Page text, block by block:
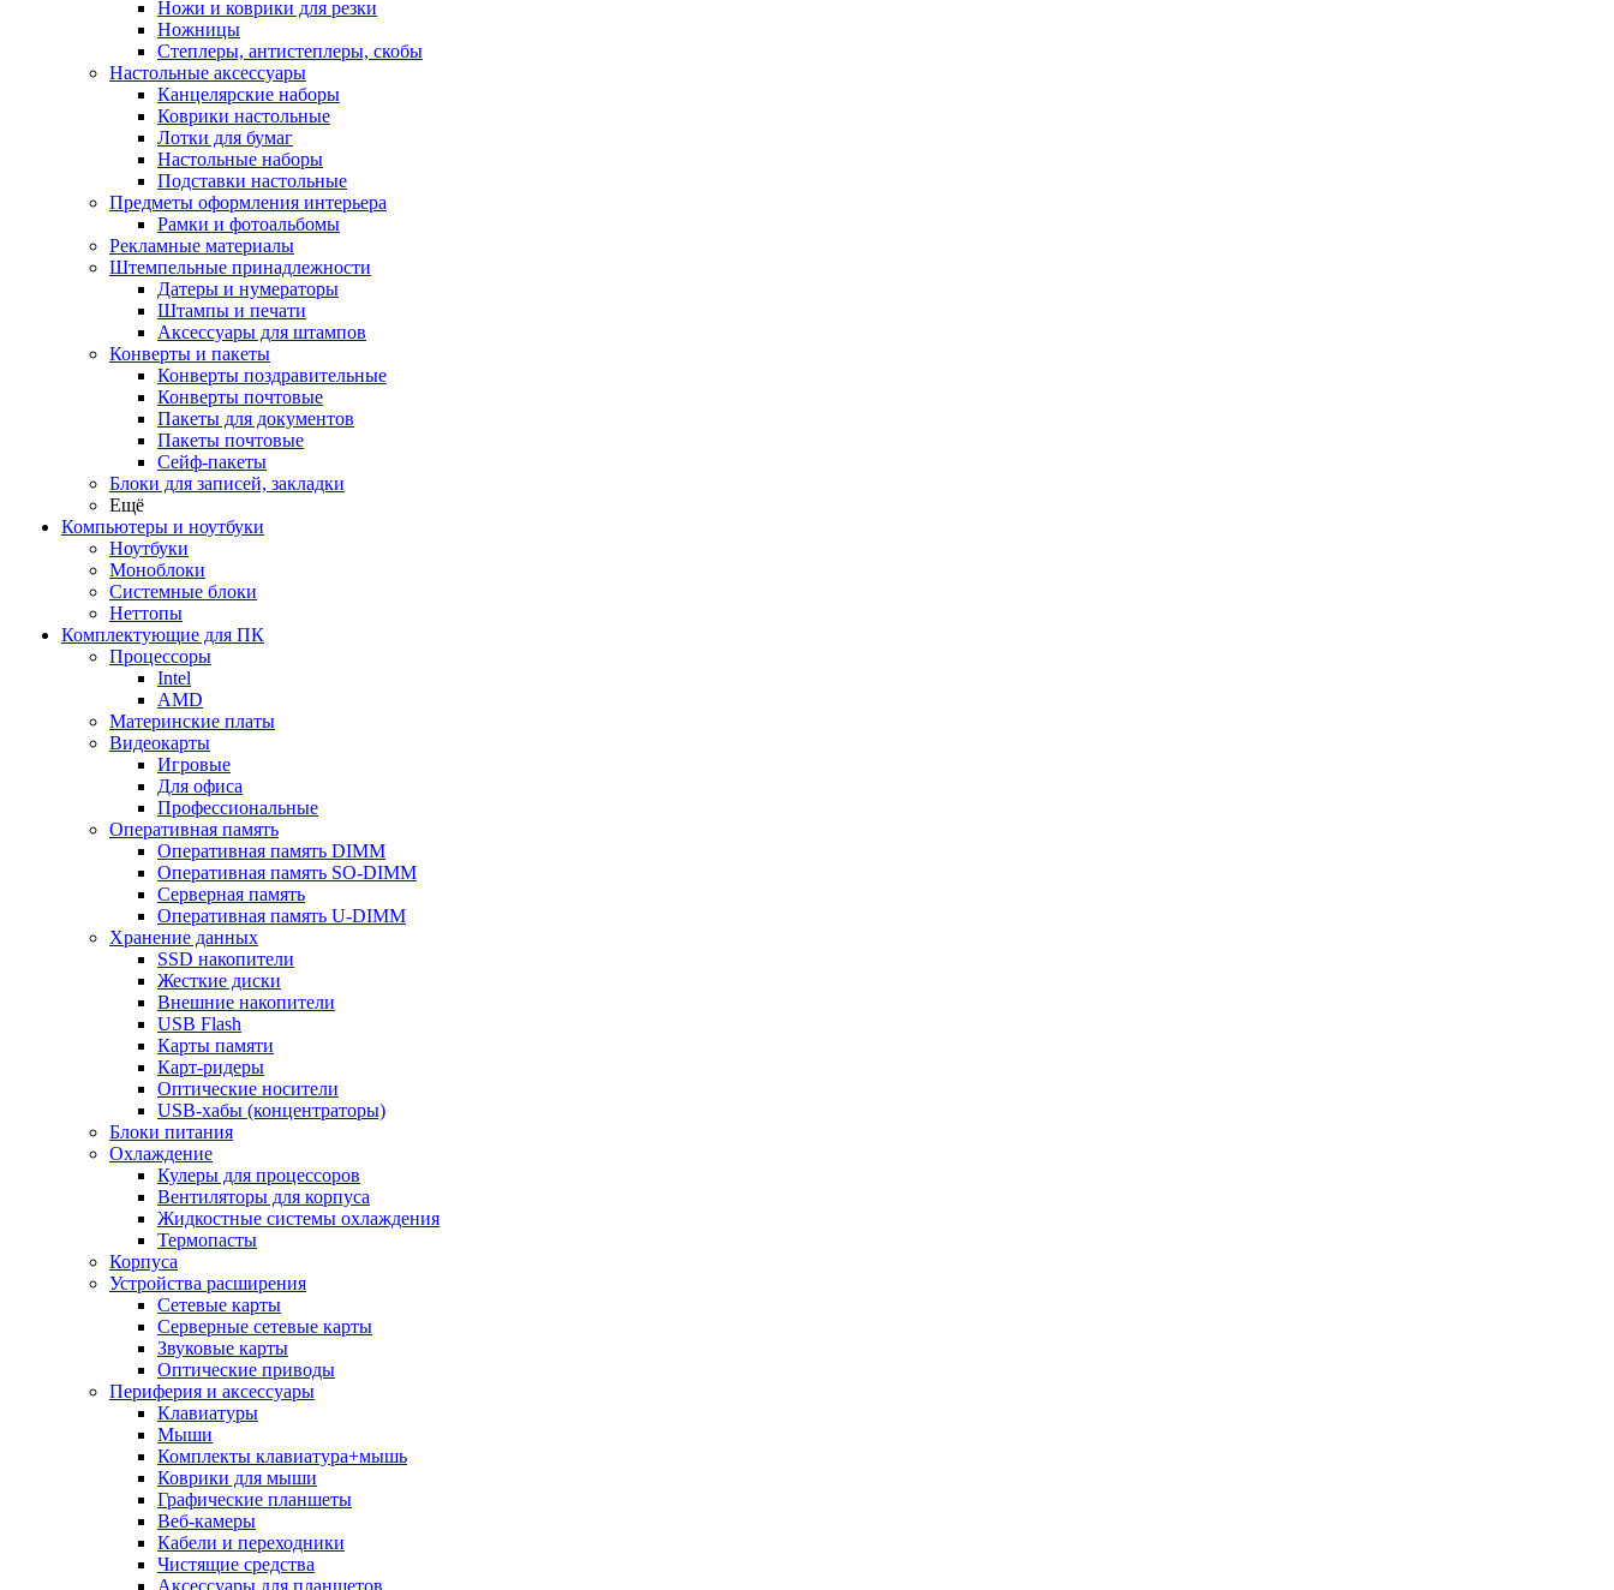
Ножи и коврики для резки
Ножницы
Степлеры, антистеплеры, скобы
Настольные аксессуары
Канцелярские наборы
Коврики настольные
Лотки для бумаг
Настольные наборы
Подставки настольные
Предметы оформления интерьера
Рамки и фотоальбомы
Рекламные материалы
Штемпельные принадлежности
Датеры и нумераторы
Штампы и печати
Аксессуары для штампов
Конверты и пакеты
Конверты поздравительные
Конверты почтовые
Пакеты для документов
Пакеты почтовые
Сейф-пакеты
Блоки для записей, закладки
Ещё
Компьютеры и ноутбуки
Ноутбуки
Моноблоки
Системные блоки
Неттопы
Комплектующие для ПК
Процессоры
Intel
AMD
Материнские платы
Видеокарты
Игровые
Для офиса
Профессиональные
Оперативная память
Оперативная память DIMM
Оперативная память SO-DIMM
Серверная память
Оперативная память U-DIMM
Хранение данных
SSD накопители
Жесткие диски
Внешние накопители
USB Flash
Карты памяти
Карт-ридеры
Оптические носители
USB-хабы (концентраторы)
Блоки питания
Охлаждение
Кулеры для процессоров
Вентиляторы для корпуса
Жидкостные системы охлаждения
Термопасты
Корпуса
Устройства расширения
Сетевые карты
Серверные сетевые карты
Звуковые карты
Оптические приводы
Периферия и аксессуары
Клавиатуры
Мыши
Комплекты клавиатура+мышь
Коврики для мыши
Графические планшеты
Веб-камеры
Кабели и переходники
Чистящие средства
Аксессуары для планшетов